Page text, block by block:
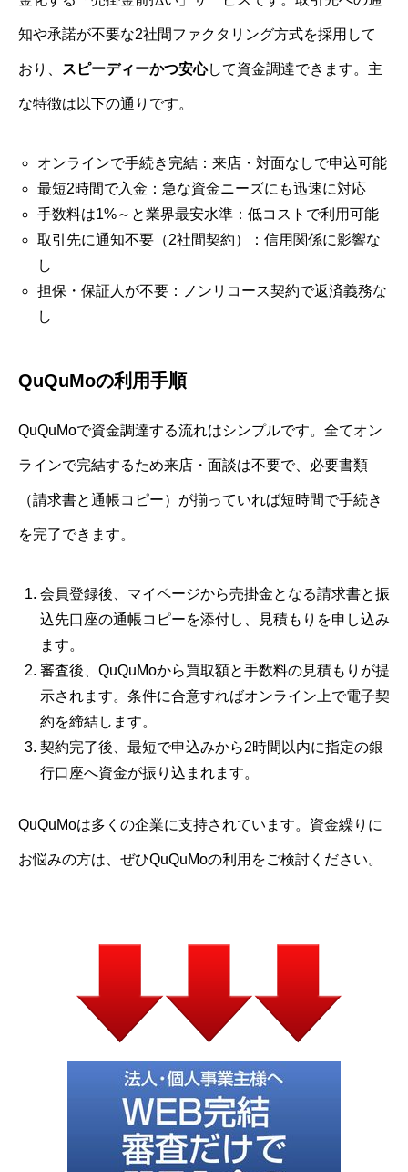
知や承諾が不要な2社間ファクタリング方式を採用して
おり、 スピーディーかつ安心して資金調達できます。主
な特徴は以下の通りです。
オンラインで手続き完結：来店・対面なしで申込可能
最短2時間で入金：急な資金ニーズにも迅速に対応
手数料は1%～と業界最安水準：低コストで利用可能
取引先に通知不要（2社間契約）：信用関係に影響な
し
担保・保証人が不要：ノンリコース契約で返済義務な
し
QuQuMoの利用手順
QuQuMoで資金調達する流れはシンプルです。全てオン
ラインで完結するため来店・面談は不要で、必要書類
（請求書と通帳コピー）が揃っていれば短時間で手続き
を完了できます。
会員登録後、マイページから売掛金となる請求書と振
込先口座の通帳コピーを添付し、見積もりを申し込み
ます。
審査後、QuQuMoから買取額と手数料の見積もりが提
示されます。条件に合意すればオンライン上で電子契
約を締結します。
契約完了後、最短で申込みから2時間以内に指定の銀
行口座へ資金が振り込まれます。
QuQuMoは多くの企業に支持されています。資金繰りに
お悩みの方は、ぜひQuQuMoの利用をご検討ください。